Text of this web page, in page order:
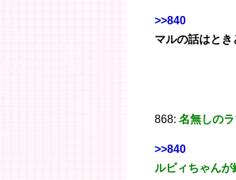
>>840
マルの話はと
868: 名無しの
>>840
ルビィちゃん